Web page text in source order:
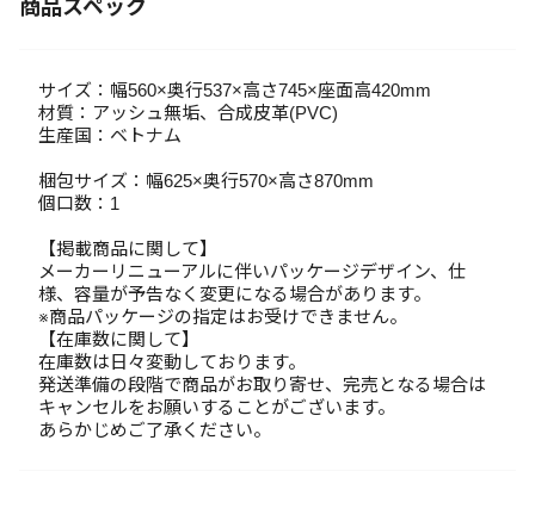
商品スペック
サイズ：幅560×奥行537×高さ745×座面高420mm
材質：アッシュ無垢、合成皮革(PVC)
生産国：ベトナム
梱包サイズ：幅625×奥行570×高さ870mm
個口数：1
【掲載商品に関して】
メーカーリニューアルに伴いパッケージデザイン、仕
様、容量が予告なく変更になる場合があります。
※商品パッケージの指定はお受けできません。
【在庫数に関して】
在庫数は日々変動しております。
発送準備の段階で商品がお取り寄せ、完売となる場合は
キャンセルをお願いすることがございます。
あらかじめご了承ください。